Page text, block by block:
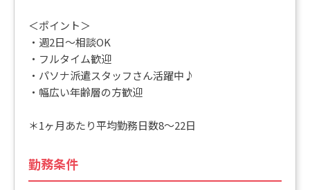
＜ポイント＞
・週2日～相談OK
・フルタイム歓迎
・パソナ派遣スタッフさん活躍中♪
・幅広い年齢層の方歓迎
＊1ヶ月あたり平均勤務日数8～22日
勤務条件